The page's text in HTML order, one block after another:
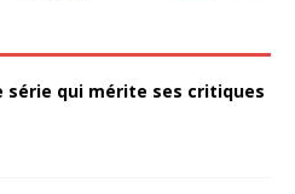
série qui mérite ses critiques